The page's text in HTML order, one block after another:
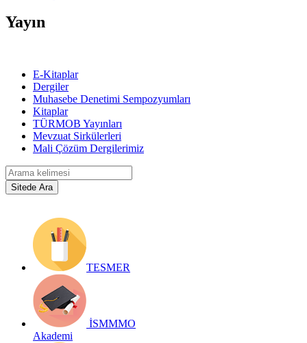
Yayın
E-Kitaplar
Dergiler
Muhasebe Denetimi Sempozyumları
Kitaplar
TÜRMOB Yayınları
Mevzuat Sirkülerleri
Mali Çözüm Dergilerimiz
TESMER
İSMMMO
Akademi